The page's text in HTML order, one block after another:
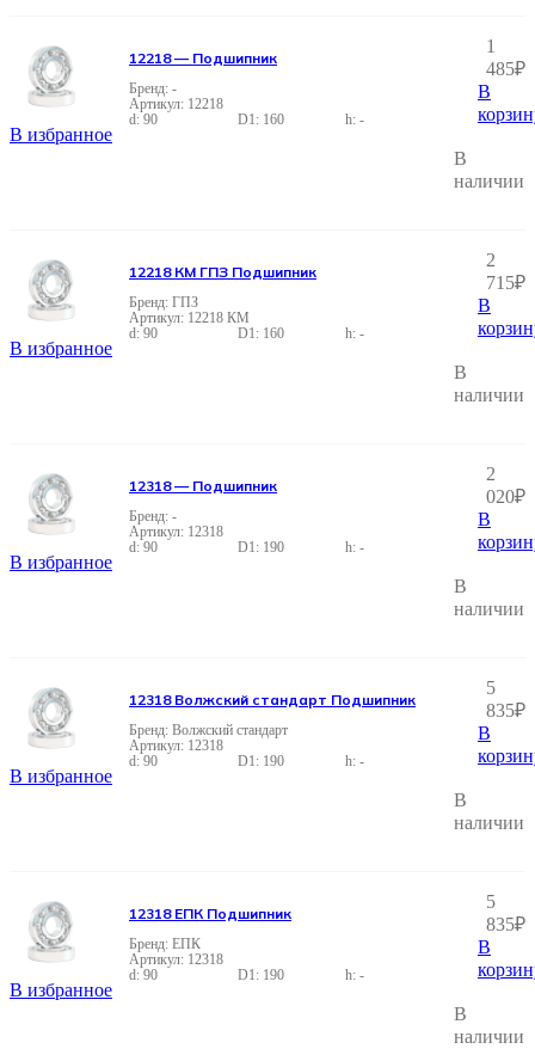
В избранное
12218
90
160 -
-
12218 — Подшипник
1
485₽
В
В
наличии
В избранное
12218 КМ
90
160 -
ГПЗ
12218 КМ ГПЗ Подшипник
2
715₽
В
В
наличии
В избранное
12318
90
190 -
-
12318 — Подшипник
2
020₽
В
В
наличии
В избранное
12318
90
190 -
Волжский стандарт
12318 Волжский стандарт Подшипник
5
835₽
В
В
наличии
В избранное
12318
90
190 -
ЕПК
12318 ЕПК Подшипник
5
835₽
В
В
наличии